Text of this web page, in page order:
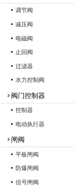
调节阀
减压阀
电磁阀
止回阀
过滤器
水力控制阀
阀门控制器
控制器
电动执行器
闸阀
平板闸阀
防爆闸阀
信号闸阀